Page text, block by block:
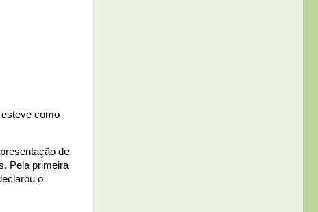
como
de
Pela primeira
o